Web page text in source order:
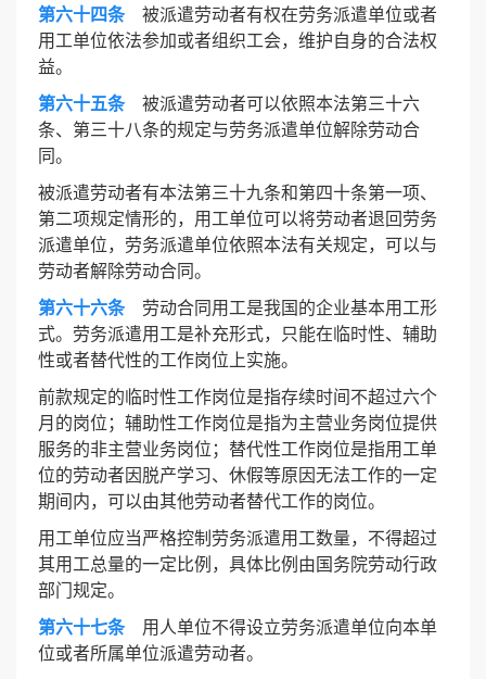
第六十四条被派遣劳动者有权在劳务派遣单位或者
用工单位依法参加或者组织工会，维护自身的合法权
益。
第六十五条被派遣劳动者可以依照本法第三十六
条、第三十八条的规定与劳务派遣单位解除劳动合
同。
被派遣劳动者有本法第三十九条和第四十条第一项、
第二项规定情形的，用工单位可以将劳动者退回劳务
派遣单位，劳务派遣单位依照本法有关规定，可以与
劳动者解除劳动合同。
第六十六条劳动合同用工是我国的企业基本用工形
式。劳务派遣用工是补充形式，只能在临时性、辅助
性或者替代性的工作岗位上实施。
前款规定的临时性工作岗位是指存续时间不超过六个
月的岗位；辅助性工作岗位是指为主营业务岗位提供
服务的非主营业务岗位；替代性工作岗位是指用工单
位的劳动者因脱产学习、休假等原因无法工作的一定
期间内，可以由其他劳动者替代工作的岗位。
用工单位应当严格控制劳务派遣用工数量，不得超过
其用工总量的一定比例，具体比例由国务院劳动行政
部门规定。
第六十七条用人单位不得设立劳务派遣单位向本单
位或者所属单位派遣劳动者。